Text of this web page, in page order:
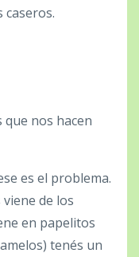
caseros.
nos hacen
es el problema.
de los
en papelitos
tenés un